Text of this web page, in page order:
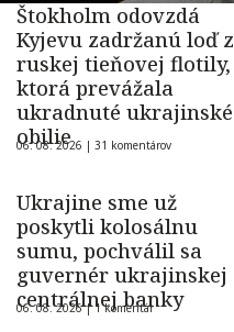
Štokholm odovzdá
Kyjevu zadržanú loď z
ruskej tieňovej flotily,
ktorá prevážala
ukradnuté ukrajinské
obilie
06. 08. 2026 | 31 komentárov
Ukrajine sme už
poskytli kolosálnu
sumu, pochválil sa
guvernér ukrajinskej
centrálnej banky
06. 08. 2026 |1 komentár